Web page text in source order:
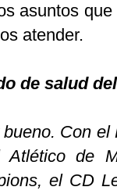
asuntos
atender.
de salud
Con
Atlético de
el CD